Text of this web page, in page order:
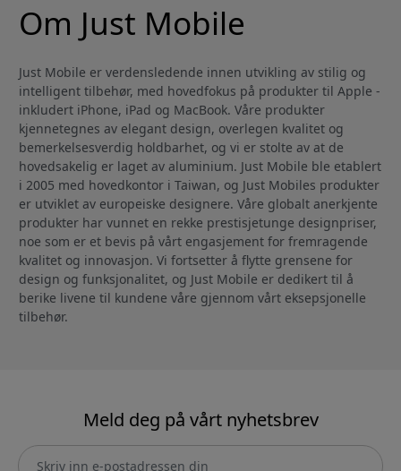
Om Just Mobile
Just Mobile er verdensledende innen utvikling av stilig og
intelligent tilbehør, med hovedfokus på produkter til Apple -
inkludert iPhone, iPad og MacBook. Våre produkter
kjennetegnes av elegant design, overlegen kvalitet og
bemerkelsesverdig holdbarhet, og vi er stolte av at de
hovedsakelig er laget av aluminium. Just Mobile ble etablert
i 2005 med hovedkontor i Taiwan, og Just Mobiles produkter
er utviklet av europeiske designere. Våre globalt anerkjente
produkter har vunnet en rekke prestisjetunge designpriser,
noe som er et bevis på vårt engasjement for fremragende
kvalitet og innovasjon. Vi fortsetter å flytte grensene for
design og funksjonalitet, og Just Mobile er dedikert til å
berike livene til kundene våre gjennom vårt eksepsjonelle
tilbehør.
Meld deg på vårt nyhetsbrev